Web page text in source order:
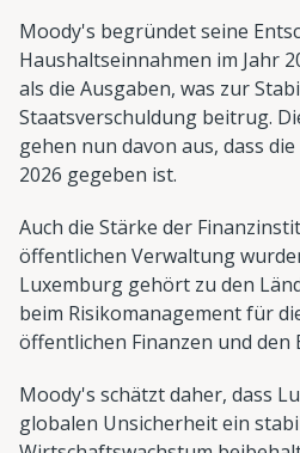
Moody's begründet seine
Haushaltseinnahmen im Jahr
als die Ausgaben, was zur
Staatsverschuldung beitrug.
gehen nun davon aus, dass
2026 gegeben ist.
Auch die Stärke der
öffentlichen Verwaltung
Luxemburg gehört zu den
beim Risikomanagement für
öffentlichen Finanzen und den
Moody's schätzt daher, dass
globalen Unsicherheit ein